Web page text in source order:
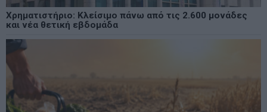
Χρηματιστήριο: Κλείσιμο πάνω από τις 2.600 μονάδες
και νέα θετική εβδομάδα